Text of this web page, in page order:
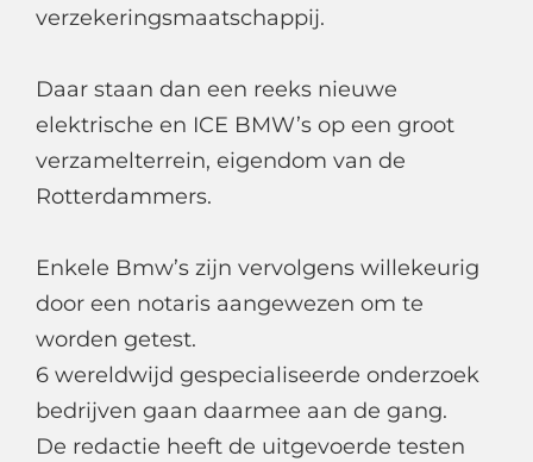
verzekeringsmaatschappij.
Daar staan dan een reeks nieuwe
elektrische en ICE BMW’s op een groot
verzamelterrein, eigendom van de
Rotterdammers.
Enkele Bmw’s zijn vervolgens willekeurig
door een notaris aangewezen om te
worden getest.
6 wereldwijd gespecialiseerde onderzoek
bedrijven gaan daarmee aan de gang.
De redactie heeft de uitgevoerde testen